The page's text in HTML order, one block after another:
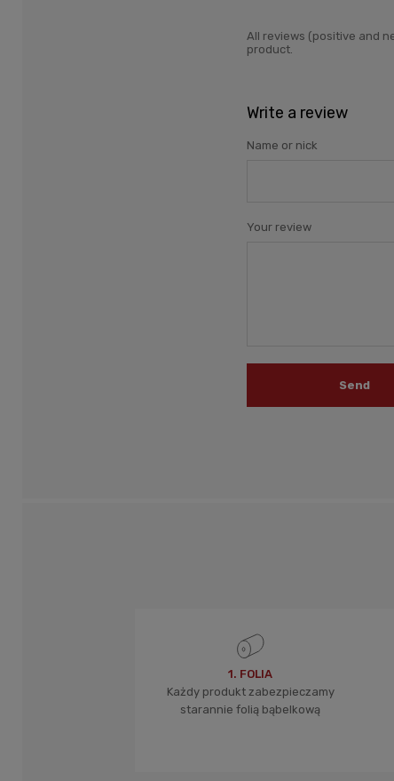
All reviews (positive and
product.
Write a review
Name or nick
Your review
Send
1. FOLIA
Każdy produkt zabezpieczamy
starannie folią bąbelkową